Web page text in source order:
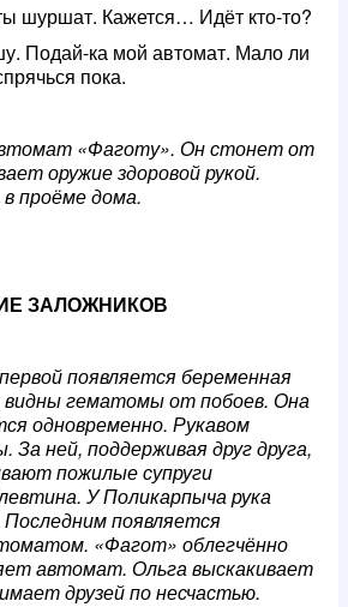
шуршат. Кажется… Идёт кто-то?
Подай-ка мой автомат. Мало ли
пока.
«Фаготу». Он стонет от
оружие здоровой рукой.
проёме дома.
ЗАЛОЖНИКОВ
появляется беременная
видны гематомы от побоев. Она
одновременно. Рукавом
ней, поддерживая друг друга,
пожилые супруги
У Поликарпыча рука
появляется
«Фагот» облегчённо
автомат. Ольга выскакивает
друзей по несчастью.